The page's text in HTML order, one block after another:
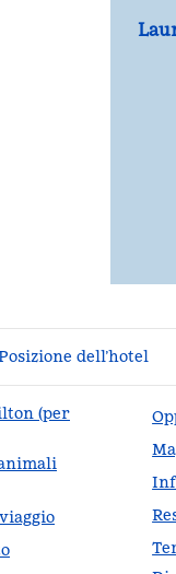
dell’hotel
(per